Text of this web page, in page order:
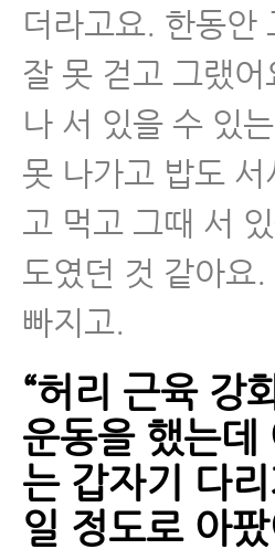
더라고요. 한동안
잘 못 걷고 그랬
나 서 있을 수 있
못 나가고 밥도
고 먹고 그때 서
도였던 것 같아요
빠지고.
“허리 근육 강
운동을 했는데
는 갑자기 다
일 정도로 아팠